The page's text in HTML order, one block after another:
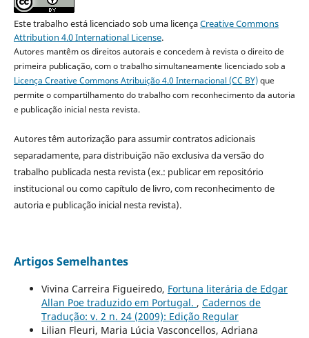
Este trabalho está licenciado sob uma licençaCreative Commons
Attribution 4.0 International License.
Autores mantêm os direitos autorais e concedem à revista o direito de
primeira publicação, com o trabalho simultaneamente licenciado sob a
Licença Creative Commons Atribuição 4.0 Internacional (CC BY)que
permite o compartilhamento do trabalho com reconhecimento da autoria
e publicação inicial nesta revista.
Autores têm autorização para assumir contratos adicionais
separadamente, para distribuição não exclusiva da versão do
trabalho publicada nesta revista (ex.: publicar em repositório
institucional ou como capítulo de livro, com reconhecimento de
autoria e publicação inicial nesta revista).
Artigos Semelhantes
Vivina Carreira Figueiredo, Fortuna literária de Edgar
Allan Poe traduzido em Portugal. , Cadernos de
Tradução: v. 2 n. 24 (2009): Edição Regular
Lilian Fleuri, Maria Lúcia Vasconcellos, Adriana